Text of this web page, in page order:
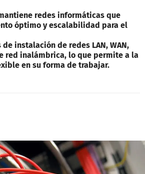
redes informáticas que
óptimo y escalabilidad para el
instalación de redes LAN, WAN,
red inalámbrica, lo que permite a la
en su forma de trabajar.